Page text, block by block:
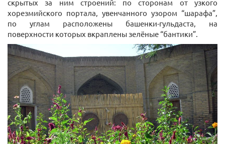
скрытых за ним строений: по сторонам от узкого
хорезмийского портала, увенчанного узором “шарафа”,
по углам расположены башенки-гульдаста, на
поверхности которых вкраплены зелёные “бантики”.